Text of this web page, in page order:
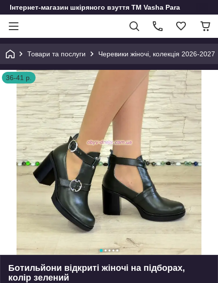
Інтернет-магазин шкіряного взуття ТМ Vasha Para
Товари та послуги Черевики жіночі, колекція 2026-2027
36-41 р.
Ботильйони відкриті жіночі на підборах,
колір зелений